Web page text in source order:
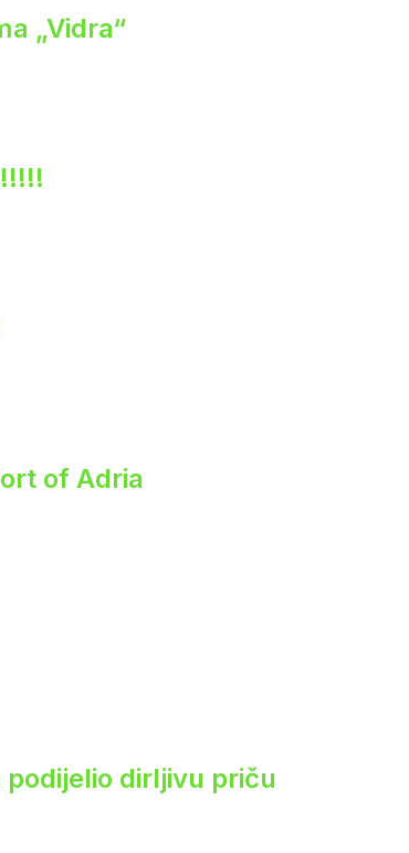
„Vidra“
of Adria
dirljivu priču